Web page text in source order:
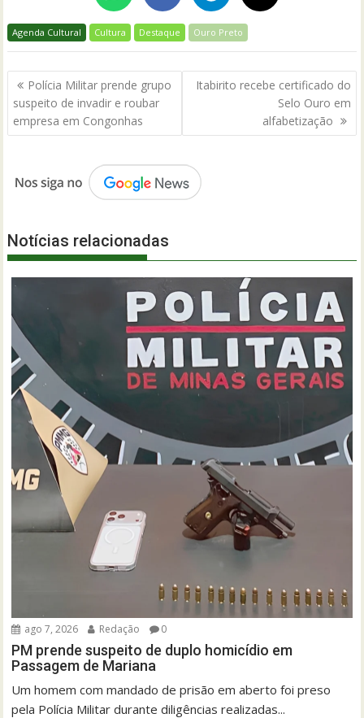
Agenda Cultural Cultura Destaque Ouro Preto
Navegação
de
Post
Polícia Militar prende grupo
suspeito de invadir e roubar
empresa em Congonhas
Itabirito recebe certificado do
Selo Ouro em
alfabetização
Notícias relacionadas
ago 7, 2026 Redação 0
PM prende suspeito de duplo homicídio em
Passagem de Mariana
Um homem com mandado de prisão em aberto foi preso
pela Polícia Militar durante diligências realizadas...